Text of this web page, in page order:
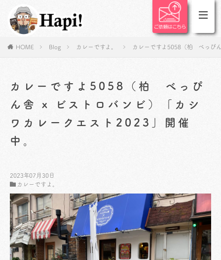
HOME Blog カレーですよ。 カレーですよ5058（柏 べっぴ
カレーですよ5058（柏 べっぴ
ん舎 x ビストロバンビ）「カシ
ワカレークエスト2023」開催
中。
2023年07月30日
カレーですよ。